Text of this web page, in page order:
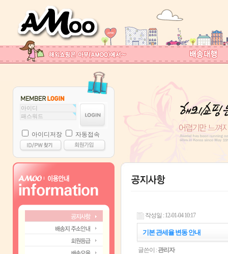
아이디저장 자동접속
작성일 : 12-01-04 10:17
기본 관세율 변동 안내
글쓴이 : 관리자